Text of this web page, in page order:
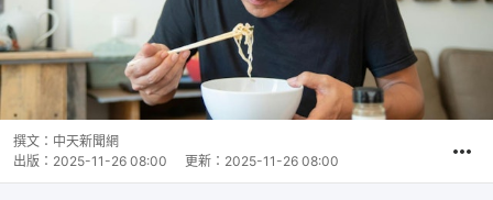
撰文： 中天新聞網
出版： 2025-11-26 08:00 更新： 2025-11-26 08:00